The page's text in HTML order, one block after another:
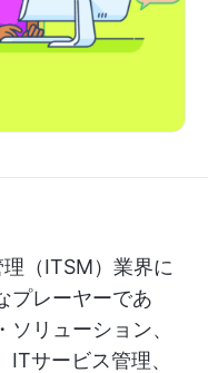
（ITSM）業界に
プレーヤーであ
リューション、
サービス管理、